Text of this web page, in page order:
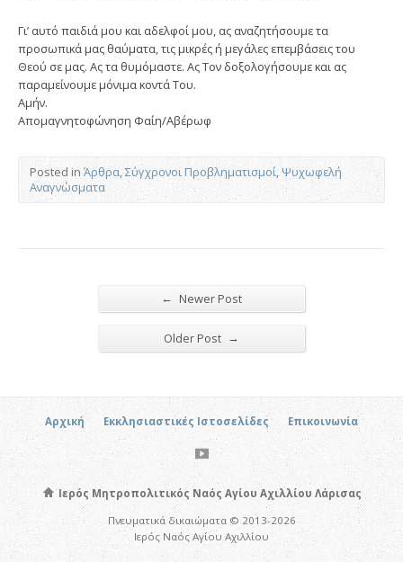
Γι’ αυτό παιδιά μου και αδελφοί μου, ας αναζητήσουμε τα
προσωπικά μας θαύματα, τις μικρές ή μεγάλες επεμβάσεις του
Θεού σε μας. Ας τα θυμόμαστε. Ας Τον δοξολογήσουμε και ας
παραμείνουμε μόνιμα κοντά Του.
Αμήν.
Απομαγνητοφώνηση Φαίη/Αβέρωφ
Posted in Άρθρα,Σύγχρονοι Προβληματισμοί,Ψυχωφελή
Αναγνώσματα
← Newer Post
Older Post →
Αρχική Εκκλησιαστικές Ιστοσελίδες Επικοινωνία
Ιερός Μητροπολιτικός Ναός Αγίου Αχιλλίου Λάρισας
Πνευματικά δικαιώματα © 2013-2026
Ιερός Ναός Αγίου Αχιλλίου